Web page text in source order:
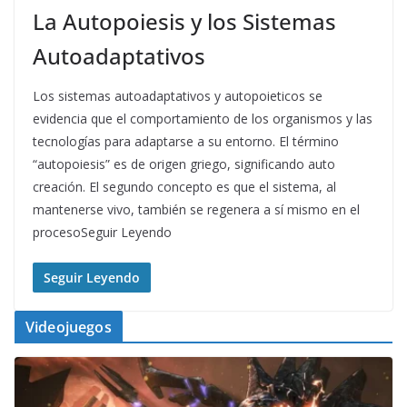
La Autopoiesis y los Sistemas
Autoadaptativos
Los sistemas autoadaptativos y autopoieticos se
evidencia que el comportamiento de los organismos y las
tecnologías para adaptarse a su entorno. El término
“autopoiesis” es de origen griego, significando auto
creación. El segundo concepto es que el sistema, al
mantenerse vivo, también se regenera a sí mismo en el
procesoSeguir Leyendo
Seguir Leyendo
Videojuegos